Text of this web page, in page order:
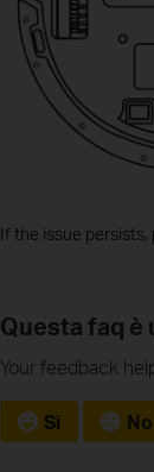
If the issue persists,
Questa faq è
Your feedback
Sì No